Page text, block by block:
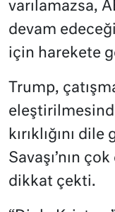
varılamazsa,
devam
için harekete
Trump,
kırıklığını
Savaşı’nın
dikkat çekti.